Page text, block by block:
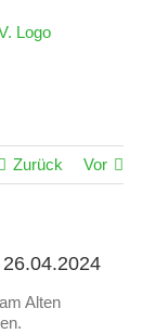
Zurück Vor
Alten